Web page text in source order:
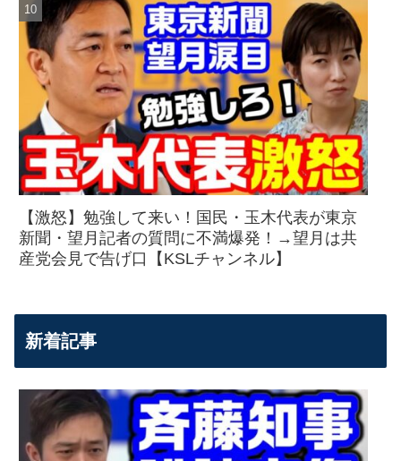
【激怒】勉強して来い！国民・玉木代表が東京
新聞・望月記者の質問に不満爆発！→望月は共
産党会見で告げ口【KSLチャンネル】
新着記事